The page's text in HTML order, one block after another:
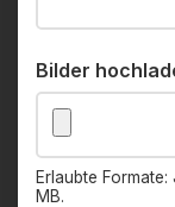
Bilder
Erlaubte Formate:
MB.